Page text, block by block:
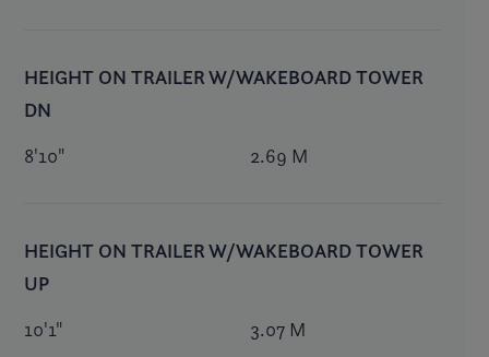
HEIGHT ON TRAILER W/WAKEBOARD TOWER
DN
8'10" 2.69 M
HEIGHT ON TRAILER W/WAKEBOARD TOWER
UP
10'1" 3.07 M